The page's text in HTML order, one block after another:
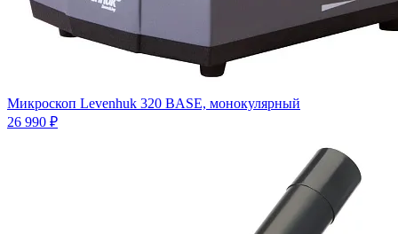
Микроскоп Levenhuk 320 BASE, монокулярный
26 990 ₽